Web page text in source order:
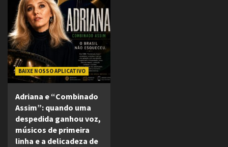
BAIXE NOSSO APLICATIVO
Adriana e “Combinado
Assim”: quando uma
despedida ganhou voz,
músicos de primeira
linha e a delicadeza de